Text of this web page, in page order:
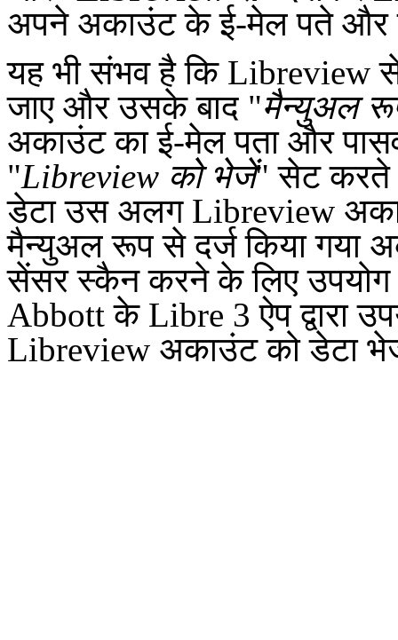
अपने अकाउंट के ई-मेल पते और
यह भी संभव है कि Libreview
जाए और उसके बाद "मैन्युअल
अकाउंट का ई-मेल पता और
"Libreview को भेजें" सेट
डेटा उस अलग Libreview
मैन्युअल रूप से दर्ज किया गया
सेंसर स्कैन करने के लिए उपयोग
Abbott के Libre 3 ऐप द्वारा
Libreview अकाउंट को डेटा